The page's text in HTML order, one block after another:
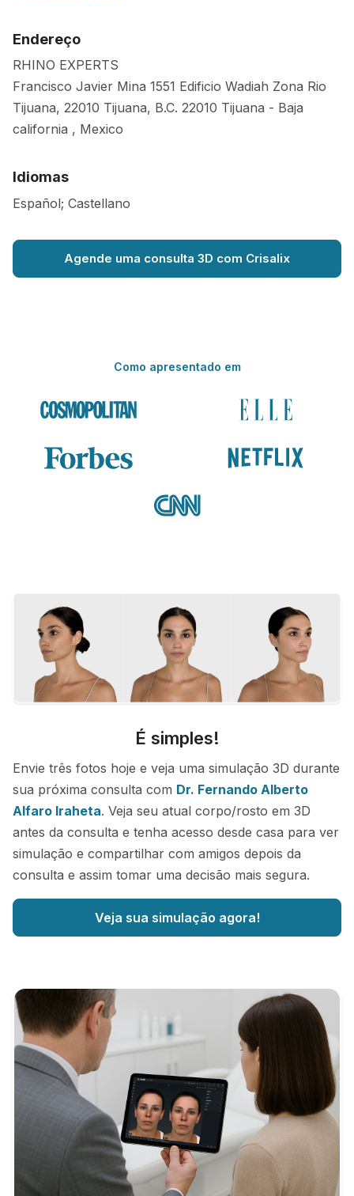
Endereço
RHINO EXPERTS
Francisco Javier Mina 1551 Edificio Wadiah Zona Rio
Tijuana, 22010 Tijuana, B.C. 22010 Tijuana - Baja
california , Mexico
Idiomas
Español; Castellano
Agende uma consulta 3D com Crisalix
Como apresentado em
É simples!
Envie três fotos hoje e veja uma simulação 3D durante
sua próxima consulta com Dr. Fernando Alberto
Alfaro Iraheta. Veja seu atual corpo/rosto em 3D
antes da consulta e tenha acesso desde casa para ver
simulação e compartilhar com amigos depois da
consulta e assim tomar uma decisão mais segura.
Veja sua simulação agora!